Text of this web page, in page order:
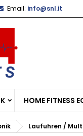
Email: info@snl.it
HOME FITNESS
Laufuhren /